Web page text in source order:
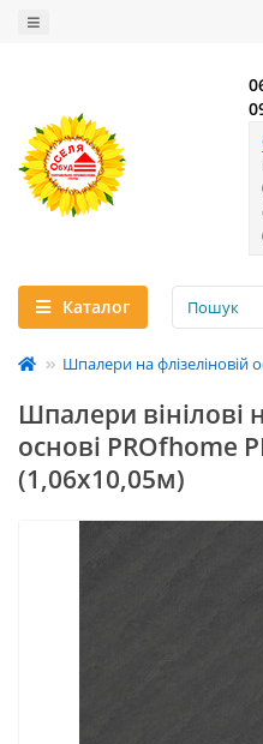
Каталог
Шпалери на флізеліновій
Шпалери вінілові
основі PROfhome
(1,06x10,05м)